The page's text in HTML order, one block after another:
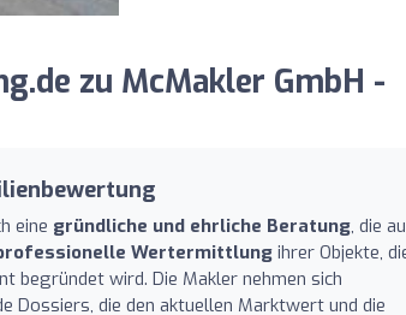
zu McMakler GmbH -
eine gründliche und ehrliche Beratung, die
Wertermittlung ihrer Objekte,
begründet wird. Die Makler nehmen sich
Dossiers, die den aktuellen Marktwert und die